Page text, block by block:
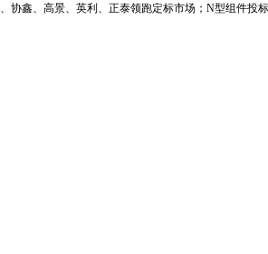
协鑫、高景、英利、正泰领跑定标市场；N型组件投